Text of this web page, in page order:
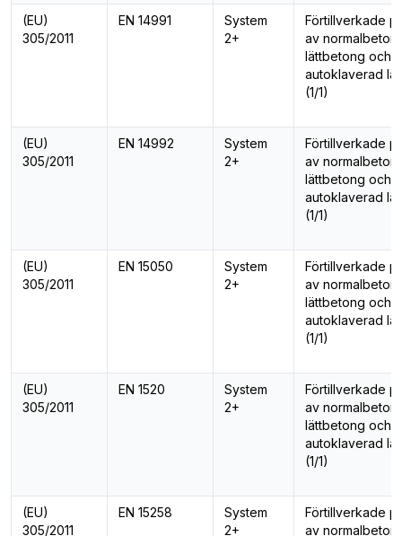
(EU)
305/2011
EN 14991
System
2+
Förtillverkade
av
lättbetong och
autoklaverad
(1/1)
(EU)
305/2011
EN 14992
System
2+
Förtillverkade
av
lättbetong och
autoklaverad
(1/1)
(EU)
305/2011
EN 15050
System
2+
Förtillverkade
av
lättbetong och
autoklaverad
(1/1)
(EU)
305/2011
EN 1520
System
2+
Förtillverkade
av
lättbetong och
autoklaverad
(1/1)
(EU)
305/2011
EN 15258
System
2+
Förtillverkade
av